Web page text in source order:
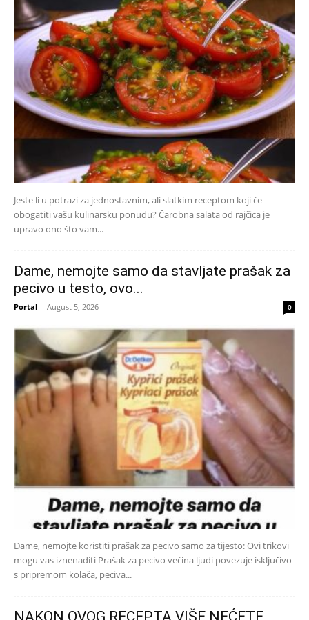
Jeste li u potrazi za jednostavnim, ali slatkim receptom koji će
obogatiti vašu kulinarsku ponudu? Čarobna salata od rajčica je
upravo ono što vam...
Dame, nemojte samo da stavljate prašak za
pecivo u testo, ovo...
Portal - August 5, 2026 0
Dame, nemojte koristiti prašak za pecivo samo za tijesto: Ovi trikovi
mogu vas iznenaditi Prašak za pecivo većina ljudi povezuje isključivo
s pripremom kolača, peciva...
NAKON OVOG RECEPTA VIŠE NEĆETE